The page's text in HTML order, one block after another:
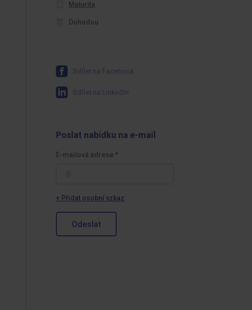
Maturita
Dohodou
Poslat nabídku na e-mail
E-mailová adresa
+ Přidat osobní vzkaz
Odeslat